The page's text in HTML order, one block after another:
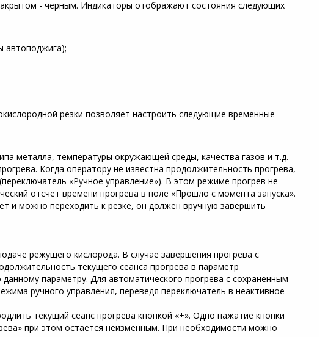
- черным. Индикаторы отображают состояния следующих
автоподжига);
резки позволяет настроить следующие временные
металла, температуры окружающей среды, качества газов и т.д.
Когда оператору не известна продолжительность прогрева,
«Ручное управление»). В этом режиме прогрев не
отсчет времени прогрева в поле «Прошло с момента запуска».
и можно переходить к резке, он должен вручную завершить
режущего кислорода. В случае завершения прогрева с
текущего сеанса прогрева в параметр
параметру. Для автоматического прогрева с сохраненным
ручного управления, переведя переключатель в неактивное
текущий сеанс прогрева кнопкой «+». Одно нажатие кнопки
при этом остается неизменным. При необходимости можно